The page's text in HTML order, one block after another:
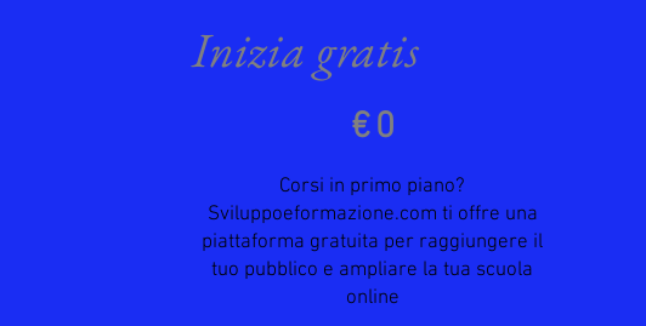
Inizia gratis
€0
Corsi in primo piano?
Sviluppoeformazione.com ti offre una
piattaforma gratuita per raggiungere il
tuo pubblico e ampliare la tua scuola
online